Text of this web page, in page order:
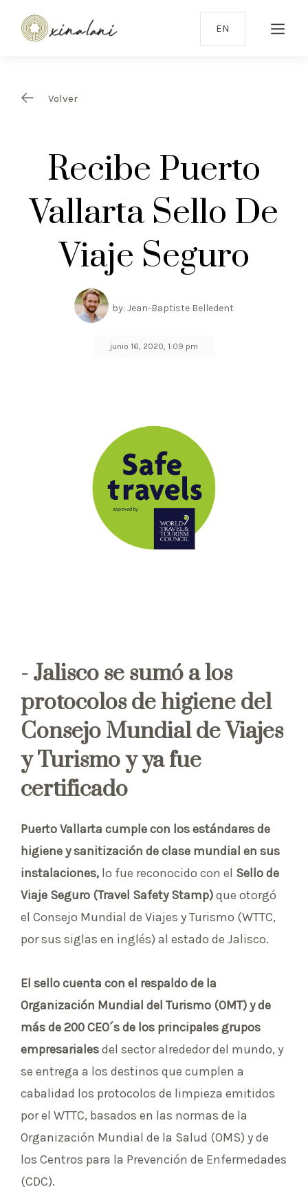
EN
Volver
Recibe Puerto
Vallarta Sello De
Viaje Seguro
by: Jean-Baptiste Belledent
junio 16, 2020, 1:09 pm
- Jalisco se sumó a los
protocolos de higiene del
Consejo Mundial de Viajes
y Turismo y ya fue
certificado
Puerto Vallarta cumple con los estándares de
higiene y sanitización de clase mundial en sus
instalaciones, lo fue reconocido con el Sello de
Viaje Seguro (Travel Safety Stamp)que otorgó
el Consejo Mundial de Viajes y Turismo (WTTC,
por sus siglas en inglés) al estado de Jalisco.
El sello cuenta con el respaldo de la
Organización Mundial del Turismo (OMT) y de
más de 200 CEO´s de los principales grupos
empresarialesdel sector alrededor del mundo, y
se entrega a los destinos que cumplen a
cabalidad los protocolos de limpieza emitidos
por el WTTC, basados en las normas de la
Organización Mundial de la Salud (OMS) y de
los Centros para la Prevención de Enfermedades
(CDC).